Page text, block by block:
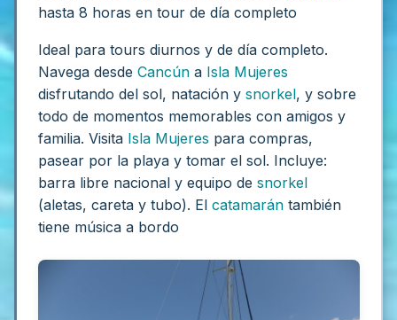
hasta 8 horas en tour de día completo
Ideal para tours diurnos y de día completo.
Navega desde Cancún a Isla Mujeres
disfrutando del sol, natación y snorkel, y sobre
todo de momentos memorables con amigos y
familia. Visita Isla Mujeres para compras,
pasear por la playa y tomar el sol. Incluye:
barra libre nacional y equipo de snorkel
(aletas, careta y tubo). El catamarán también
tiene música a bordo